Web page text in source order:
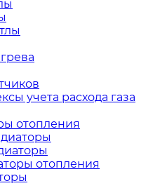
учета расхода газа
отопления
отопления